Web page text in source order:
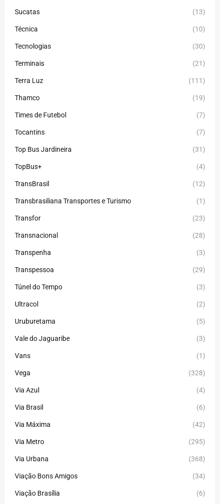
Sucatas (13)
Técnica (10)
Tecnologias (30)
Terminais (21)
Terra Luz (111)
Thamco (19)
Times de Futebol (7)
Tocantins (7)
Top Bus Jardineira (31)
TopBus+ (4)
TransBrasil (12)
Transbrasiliana Transportes e Turismo (1)
Transfor (23)
Transnacional (28)
Transpenha (3)
Transpessoa (29)
Túnel do Tempo (3)
Ultracol (2)
Uruburetama (5)
Vale do Jaguaribe (3)
Vans (1)
Vega (328)
Via Azul (4)
Via Brasil (6)
Via Máxima (42)
Via Metro (295)
Via Urbana (368)
Viação Bons Amigos (34)
Viação Brasília (6)